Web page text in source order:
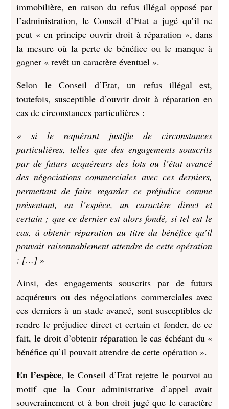
immobilière, en raison du refus illégal opposé par
l’administration, le Conseil d’Etat a jugé qu’il ne
peut « en principe ouvrir droit à réparation », dans
la mesure où la perte de bénéfice ou le manque à
gagner « revêt un caractère éventuel ».
Selon le Conseil d’Etat, un refus illégal est,
toutefois, susceptible d’ouvrir droit à réparation en
cas de circonstances particulières :
« si le requérant justifie de circonstances
particulières, telles que des engagements souscrits
par de futurs acquéreurs des lots ou l’état avancé
des négociations commerciales avec ces derniers,
permettant de faire regarder ce préjudice comme
présentant, en l’espèce, un caractère direct et
certain ; que ce dernier est alors fondé, si tel est le
cas, à obtenir réparation au titre du bénéfice qu’il
pouvait raisonnablement attendre de cette opération
; […] »
Ainsi, des engagements souscrits par de futurs
acquéreurs ou des négociations commerciales avec
ces derniers à un stade avancé, sont susceptibles de
rendre le préjudice direct et certain et fonder, de ce
fait, le droit d’obtenir réparation le cas échéant du «
bénéfice qu’il pouvait attendre de cette opération ».
En l’espèce, le Conseil d’Etat rejette le pourvoi au
motif que la Cour administrative d’appel avait
souverainement et à bon droit jugé que le caractère